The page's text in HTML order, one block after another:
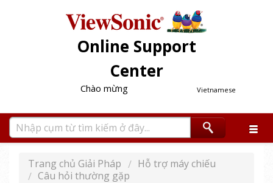
Online Support
Center
Vietnamese
Chào mừng
Trang chủ Giải Pháp
Hỗ trợ máy chiếu
Câu hỏi thường gặp